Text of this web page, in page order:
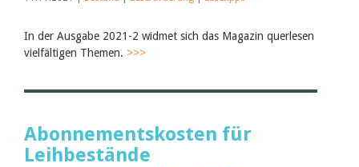
In der Ausgabe 2021-2 widmet sich das Magazin querlesen
vielfältigen Themen. >>>
Abonnementskosten für
Leihbestände